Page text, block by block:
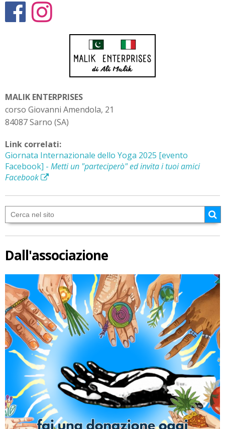
MALIK ENTERPRISES
corso Giovanni Amendola, 21
84087 Sarno (SA)
Link correlati:
Giornata Internazionale dello Yoga 2025 [evento
Facebook] - Metti un "parteciperò" ed invita i tuoi amici
Facebook
Dall'associazione